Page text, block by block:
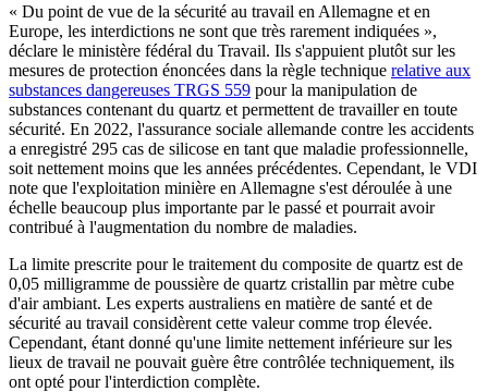
« Du point de vue de la sécurité au travail en Allemagne et en
Europe, les interdictions ne sont que très rarement indiquées »,
déclare le ministère fédéral du Travail. Ils s'appuient plutôt sur les
mesures de protection énoncées dans la règle technique relative aux
substances dangereuses TRGS 559 pour la manipulation de
substances contenant du quartz et permettent de travailler en toute
sécurité. En 2022, l'assurance sociale allemande contre les accidents
a enregistré 295 cas de silicose en tant que maladie professionnelle,
soit nettement moins que les années précédentes. Cependant, le VDI
note que l'exploitation minière en Allemagne s'est déroulée à une
échelle beaucoup plus importante par le passé et pourrait avoir
contribué à l'augmentation du nombre de maladies.
La limite prescrite pour le traitement du composite de quartz est de
0,05 milligramme de poussière de quartz cristallin par mètre cube
d'air ambiant. Les experts australiens en matière de santé et de
sécurité au travail considèrent cette valeur comme trop élevée.
Cependant, étant donné qu'une limite nettement inférieure sur les
lieux de travail ne pouvait guère être contrôlée techniquement, ils
ont opté pour l'interdiction complète.